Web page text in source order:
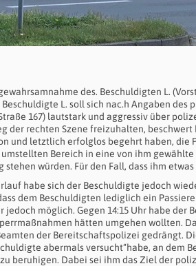
des. Beschuldigten L.
L. soll sich nac.h Angaben des
167) lautstark und aggressiv über
der rechten Szene freizuhalten,
und letztlich erfolglos begehrt haben, die
Bereich in eine von ihm
stehen würden. Für den Fall, dass ihm
habe sich der Beschuldigte jedoch
dem Beschuldigten lediglich ein
jedoch möglich. Gegen 14:15 Uhr habe
hätten umgehen wollten.
der Bereitschaftspolizei gedrängt.
abermals versucht“habe, an dem
beruhigen. Dabei sei ihm das Ziel der